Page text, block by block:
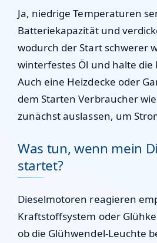
Ja, niedrige Temperaturen
Batteriekapazität und
wodurch der Start schwerer
winterfestes Öl und halte die
Auch eine Heizdecke oder
dem Starten Verbraucher
zunächst auslassen, um
Was tun, wenn mein
startet?
Dieselmotoren reagieren
Kraftstoffsystem oder
ob die Glühwendel-Leuchte